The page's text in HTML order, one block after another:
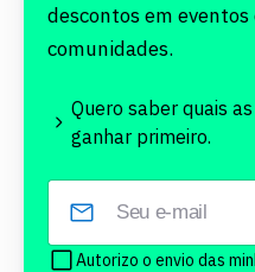
descontos em
comunidades.
Quero saber quais as
ganhar primeiro.
Autorizo o envio das